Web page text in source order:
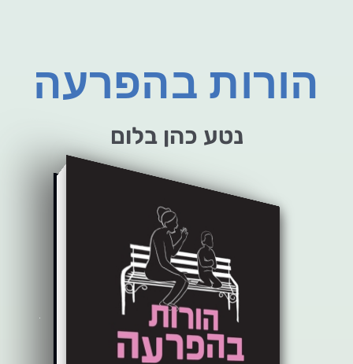
הורות בהפרעה
נטע כהן בלום